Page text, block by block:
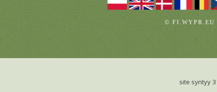
©
site syntyy